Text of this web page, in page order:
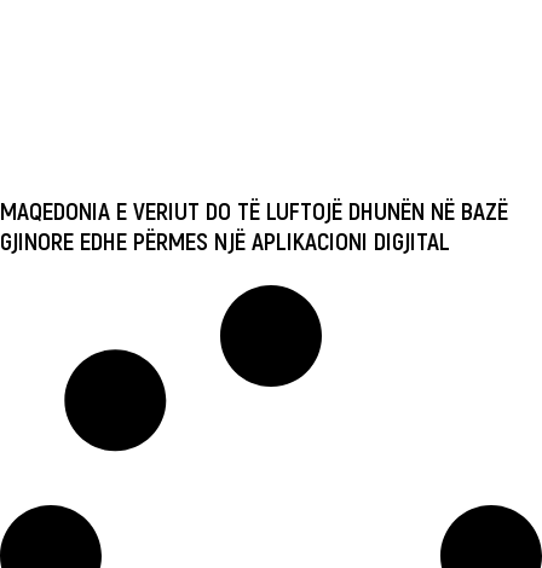
MAQEDONIA E VERIUT DO TË LUFTOJË DHUNËN NË BAZË
GJINORE EDHE PËRMES NJË APLIKACIONI DIGJITAL